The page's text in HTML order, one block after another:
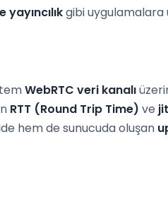
gibi uygulamalara
WebRTC veri kanalı
RTT (Round Trip Time) ve
hem de sunucuda oluşan